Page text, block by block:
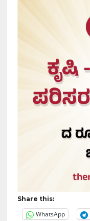
Share this:
WhatsApp